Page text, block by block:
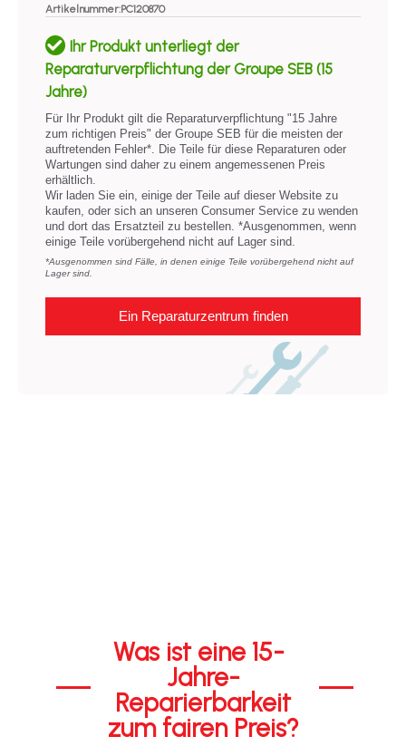
Artikelnummer:PC120870
Ihr Produkt unterliegt der
Reparaturverpflichtung der Groupe SEB (15
Jahre)​
Für Ihr Produkt gilt die Reparaturverpflichtung "15 Jahre
zum richtigen Preis" der Groupe SEB für die meisten der
auftretenden Fehler*. Die Teile für diese Reparaturen oder
Wartungen sind daher zu einem angemessenen Preis
erhältlich.
Wir laden Sie ein, einige der Teile auf dieser Website zu
kaufen, oder sich an unseren Consumer Service zu wenden
und dort das Ersatzteil zu bestellen. *Ausgenommen, wenn
einige Teile vorübergehend nicht auf Lager sind.
*Ausgenommen sind Fälle, in denen einige Teile vorübergehend nicht auf
Lager sind.
Ein Reparaturzentrum finden
Was ist eine 15-
Jahre-
Reparierbarkeit
zum fairen Preis?